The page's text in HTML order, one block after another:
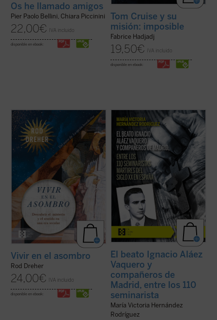
Os he llamado amigos
Pier Paolo Bellini, Chiara Piccinini
22,00€ IVA incluido
disponible en ebook:
Tom Cruise y su
misión: imposible
Fabrice Hadjadj
19,50€ IVA incluido
disponible en ebook:
Rod Dreher narra cómo Occidente fue
perdiendo su capacidad de asombrarse,
cómo se «desencantó», y muestra, con
ejemplos concretos y profundamente
humanos, que ese encantamiento no ha
desaparecido: simplemente hemos
olvidado el sentido de la ...
(ver ficha)
Vivir en el asombro
Rod Dreher
24,00€ IVA incluido
disponible en ebook:
La beatificación de estos 11 mártires, en
2026, coincide con el noventa aniversario
de la explosión sangrienta, en 1936, de la
persecución del siglo XX en España. La
postuladora de su Causa de beatificación
presenta aquí una breve pero ...
(ver ficha)
El beato Ignacio Aláez
Vaquero y
compañeros de
Madrid, entre los 110
seminarista
María Victoria Hernández
Rodríguez